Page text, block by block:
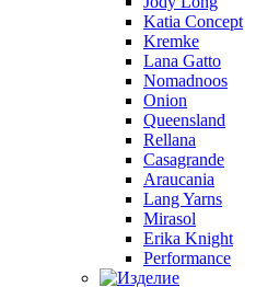
Katia Concept
Kremke
Lana Gatto
Nomadnoos
Onion
Queensland
Rellana
Casagrande
Araucania
Lang Yarns
Mirasol
Erika Knight
Performance